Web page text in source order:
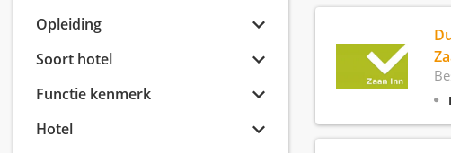
Opleiding
Soort hotel
Functie kenmerk
Hotel